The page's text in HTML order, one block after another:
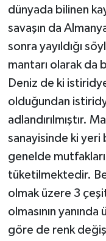
dünyada bilinen
savaşın da
sonra yayıldığı
mantarı olarak da
Deniz de ki
olduğundan
adlandırılmıştır.
sanayisinde ki yeri
genelde
tüketilmektedir.
olmak üzere 3
olmasının
göre de renk